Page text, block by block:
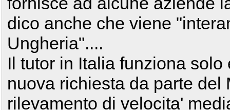
dico anche che viene
Ungheria"....
Il tutor in Italia funziona
nuova richiesta da parte del
rilevamento di velocita'